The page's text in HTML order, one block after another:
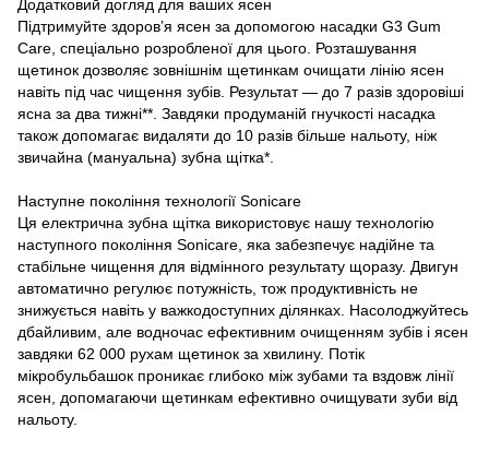
Додатковий догляд для ваших ясен
Підтримуйте здоров’я ясен за допомогою насадки G3 Gum
Care, спеціально розробленої для цього. Розташування
щетинок дозволяє зовнішнім щетинкам очищати лінію ясен
навіть під час чищення зубів. Результат — до 7 разів здоровіші
ясна за два тижні**. Завдяки продуманій гнучкості насадка
також допомагає видаляти до 10 разів більше нальоту, ніж
звичайна (мануальна) зубна щітка*.
Наступне покоління технології Sonicare
Ця електрична зубна щітка використовує нашу технологію
наступного покоління Sonicare, яка забезпечує надійне та
стабільне чищення для відмінного результату щоразу. Двигун
автоматично регулює потужність, тож продуктивність не
знижується навіть у важкодоступних ділянках. Насолоджуйтесь
дбайливим, але водночас ефективним очищенням зубів і ясен
завдяки 62 000 рухам щетинок за хвилину. Потік
мікробульбашок проникає глибоко між зубами та вздовж лінії
ясен, допомагаючи щетинкам ефективно очищувати зуби від
нальоту.